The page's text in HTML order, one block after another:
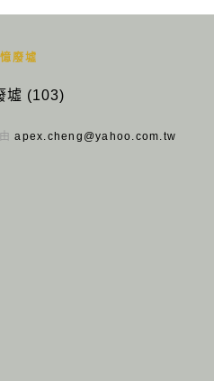
廢墟
墟 (103)
apex.cheng@yahoo.com.tw